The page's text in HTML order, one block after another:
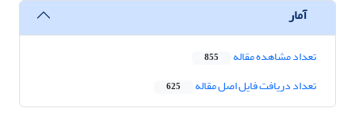
آمار
تعداد مشاهده مقاله 855
تعداد دریافت فایل اصل مقاله 625